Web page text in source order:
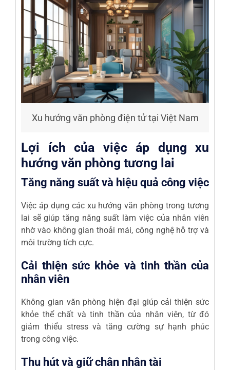
Xu hướng văn phòng điện tử tại Việt Nam
Lợi ích của việc áp dụng xu
hướng văn phòng tương lai
Tăng năng suất và hiệu quả công việc
Việc áp dụng các xu hướng văn phòng trong tương
lai sẽ giúp tăng năng suất làm việc của nhân viên
nhờ vào không gian thoải mái, công nghệ hỗ trợ và
môi trường tích cực.
Cải thiện sức khỏe và tinh thần của
nhân viên
Không gian văn phòng hiện đại giúp cải thiện sức
khỏe thể chất và tinh thần của nhân viên, từ đó
giảm thiểu stress và tăng cường sự hạnh phúc
trong công việc.
Thu hút và giữ chân nhân tài